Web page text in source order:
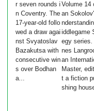
r seven rounds i
n Coventry. The
17-year-old follo
wed a draw agai
nst Svyatoslav
Bazakutsa with
consecutive win
s over Bodhan
a...
Volume 14
an
iddlegame
egy series.
nes
an
Master,
t a fiction
shing